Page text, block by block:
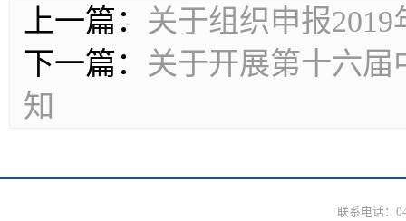
上一篇： 关于组织申报
下一篇： 关于开展第十六
知
联系电话：